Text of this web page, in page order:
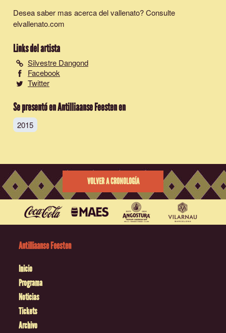
Desea saber mas acerca del vallenato? Consulte
elvallenato.com
Links del artista
Silvestre Dangond
Facebook
Twitter
Se presentó en Antilliaanse Feesten en
2015
VOLVER A CRONOLOGÍA
Antilliaanse Feesten
Inicio
Programa
Noticias
Tickets
Archivo